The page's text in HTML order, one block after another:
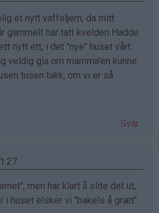
et nytt vaffeljern, da mitt
gammelt har tatt kvelden Hadde
nytt ett, i det "nye" huset vårt..
veldig gla om mamma'en kunne
tusen takk, om vi er så
Svar
men har klart å slite det ut,
i huset elsker vi "bakels å græt"